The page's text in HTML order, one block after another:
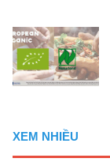
XEM NHIỀU